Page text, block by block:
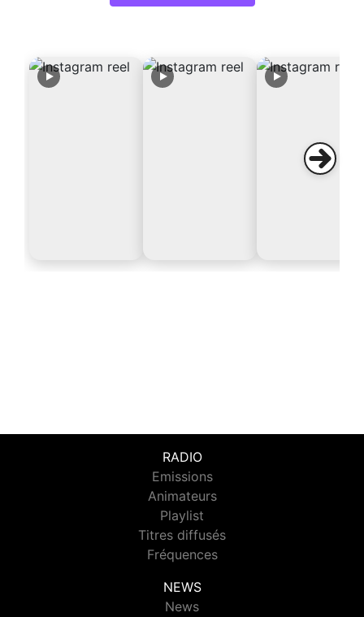
RADIO
Emissions
Animateurs
Playlist
Titres diffusés
Fréquences
NEWS
News